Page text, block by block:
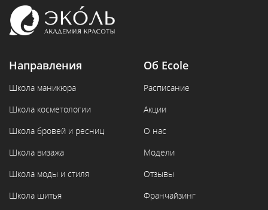
Направления
Школа маникюра
Школа косметологии
Школа бровей и ресниц
Школа визажа
Школа моды и стиля
Школа шитья
Об Ecole
Расписание
Акции
О нас
Модели
Отзывы
Франчайзинг